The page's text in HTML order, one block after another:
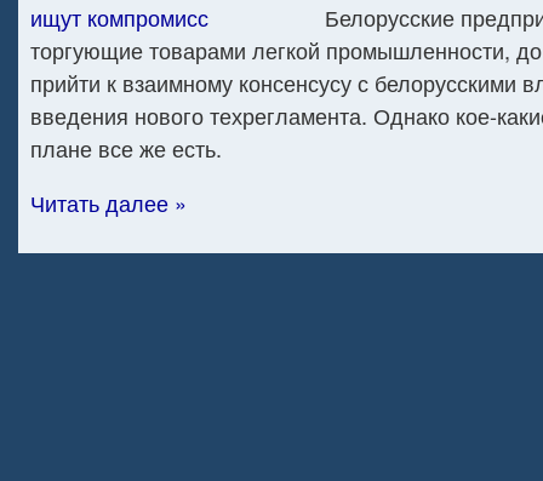
Белорусские
торгующие товарами легкой промышленности,
прийти к взаимному консенсусу с белорусскими
введения нового техрегламента. Однако кое-
плане все же есть.
Читать далее »